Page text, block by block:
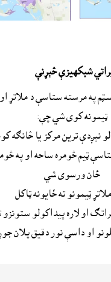
شبکهيزې څېړنې
په مرسته ستاسې د ملاتړ
ټيمونه کوى شي چې:
نېږدې ترين مرکز يا څانګه
ټيم څومره ساحه او په
ځان ورسوى شي
ټيمونو ته ځايونه ټاکل
او لاره پيداکولو ستونزو
او داسې نور دقيق پلان